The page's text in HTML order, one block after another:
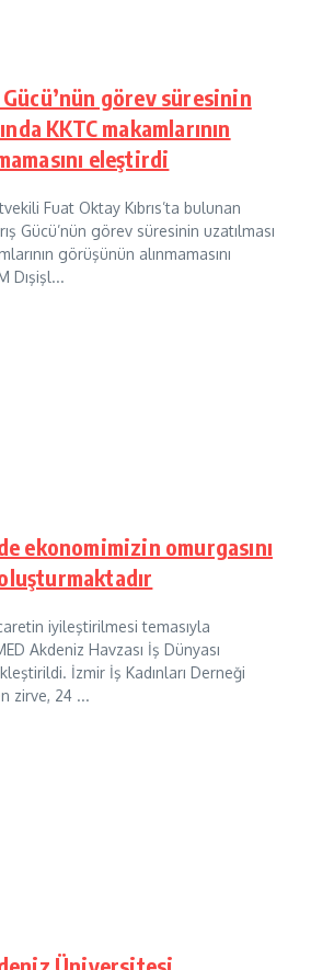
Gücü’nün görev süresinin
KKTC makamlarının
eleştirdi
Fuat Oktay Kıbrıs’ta bulunan
Gücü’nün görev süresinin uzatılması
görüşünün alınmamasını
Dışişl...
ekonomimizin omurgasını
iyileştirilmesi temasıyla
Akdeniz Havzası İş Dünyası
İzmir İş Kadınları Derneği
zirve, 24 ...